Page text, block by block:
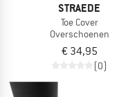
STRAEDE
Toe Cover
Overschoenen
€ 34,95
(0)